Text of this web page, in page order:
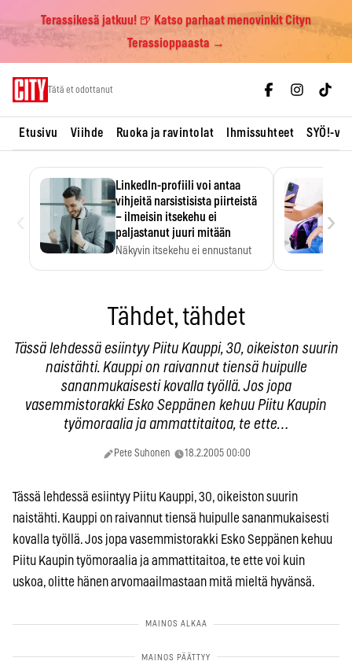
Terassikesä jatkuu! 🍺 Katso parhaat menovinkit Cityn
Terassioppaasta →
Tätä et odottanut
Etusivu Viihde Ruoka ja ravintolat Ihmissuhteet SYÖ!-
LinkedIn-profiili voi antaa
vihjeitä narsistisista piirteistä
– ilmeisin itsekehu ei
paljastanut juuri mitään
Näkyvin itsekehu ei ennustanut
›
Tähdet, tähdet
Tässä lehdessä esiintyy Piitu Kauppi, 30, oikeiston suurin
naistähti. Kauppi on raivannut tiensä huipulle
sananmukaisesti kovalla työllä. Jos jopa
vasemmistorakki Esko Seppänen kehuu Piitu Kaupin
työmoraalia ja ammattitaitoa, te ette…
Pete Suhonen 18.2.2005 00:00
Tässä lehdessä esiintyy Piitu Kauppi, 30, oikeiston suurin
naistähti. Kauppi on raivannut tiensä huipulle sananmukaisesti
kovalla työllä. Jos jopa vasemmistorakki Esko Seppänen kehuu
Piitu Kaupin työmoraalia ja ammattitaitoa, te ette voi kuin
uskoa, olitte hänen arvomaailmastaan mitä mieltä hyvänsä.